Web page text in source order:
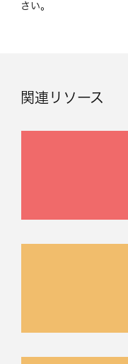
さい。
関連リソース